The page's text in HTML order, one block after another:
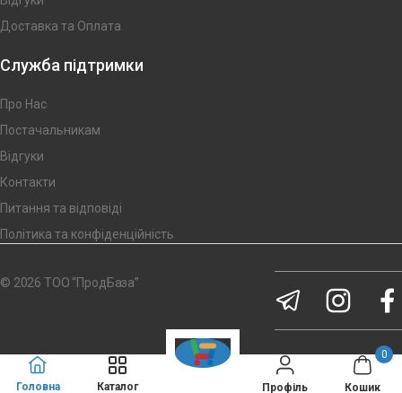
Головна Каталог Профіль
0
Кошик
Доставка та Оплата
Служба підтримки
Про Нас
Постачальникам
Відгуки
Контакти
Питання та відповіді
Політика та конфіденційність
© 2026 ТОО “ПродБаза”